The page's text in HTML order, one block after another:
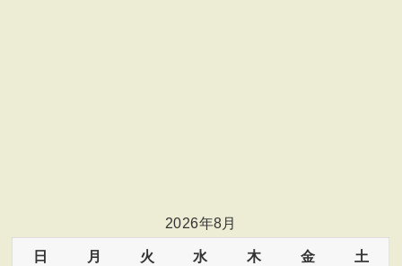
2026年8月
日 月 火 水 木 金 土